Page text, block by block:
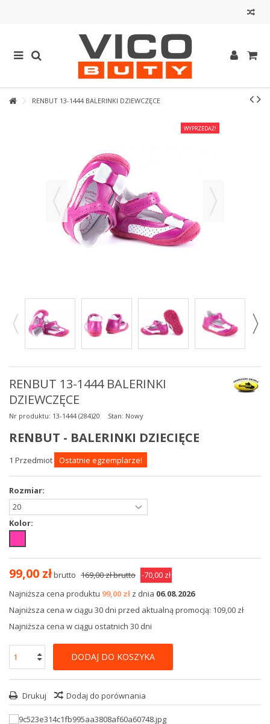
RENBUT 13-1444 BALERINKI DZIEWCZĘCE
WYPRZEDAŻ!
RENBUT 13-1444 BALERINKI
DZIEWCZĘCE
Nr produktu: 13-1444 (284)20 Stan: Nowy
RENBUT - BALERINKI DZIECIĘCE
1 Przedmiot Ostatnie egzemplarze!
Rozmiar:
Kolor:
99,00 złbrutto 169,00 złbrutto -70,00 zł
Najniższa cena produktu 99,00 zł z dnia 06.08.2026
Najniższa cena w ciągu 30 dni przed aktualną promocją: 109,00 zł
Najniższa cena w ciągu ostatnich 30 dni
DODAJ DO KOSZYKA
Drukuj Dodaj do porównania